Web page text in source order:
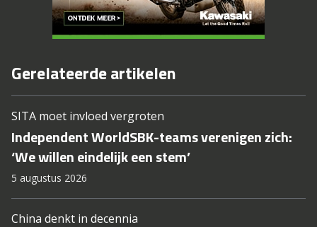
Gerelateerde artikelen
SITA moet invloed vergroten
Independent WorldSBK-teams verenigen zich:
‘We willen eindelijk een stem’
5 augustus 2026
China denkt in decennia